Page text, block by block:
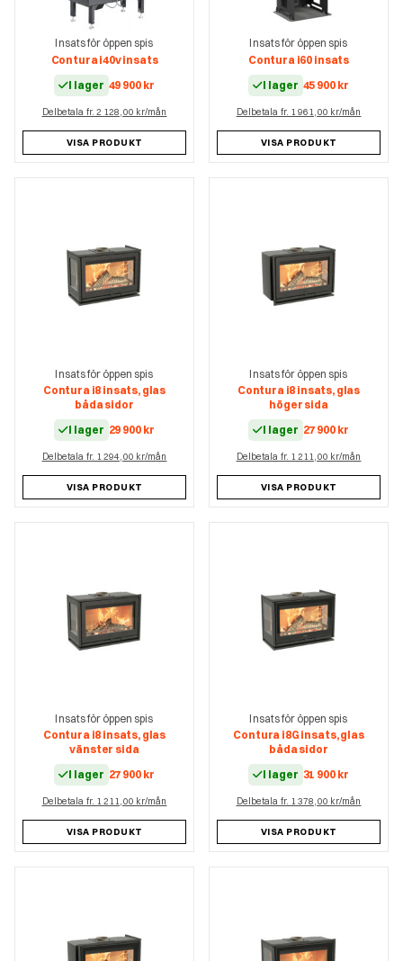
Insats för öppen spis
Contura i40v insats
I lager 49 900 kr
Delbetala fr. 2 128,00 kr/mån
VISA PRODUKT
Insats för öppen spis
Contura i60 insats
I lager 45 900 kr
Delbetala fr. 1 961,00 kr/mån
VISA PRODUKT
Insats för öppen spis
Contura i8 insats, glas
båda sidor
I lager 29 900 kr
Delbetala fr. 1 294,00 kr/mån
VISA PRODUKT
Insats för öppen spis
Contura i8 insats, glas
höger sida
I lager 27 900 kr
Delbetala fr. 1 211,00 kr/mån
VISA PRODUKT
Insats för öppen spis
Contura i8 insats, glas
vänster sida
I lager 27 900 kr
Delbetala fr. 1 211,00 kr/mån
VISA PRODUKT
Insats för öppen spis
Contura i8G insats, glas
båda sidor
I lager 31 900 kr
Delbetala fr. 1 378,00 kr/mån
VISA PRODUKT